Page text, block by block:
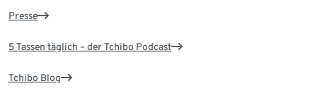
Presse
5 Tassen täglich – der Tchibo Podcast
Tchibo Blog